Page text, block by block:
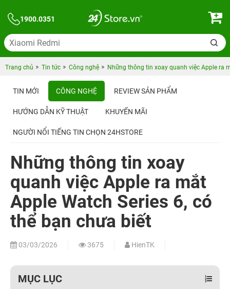
1900.0351
Trang chủ Tin tức Công nghệ Những thông tin xoay quanh việc Apple ra
TIN MỚI CÔNG NGHỆ REVIEW SẢN PHẨM
HƯỚNG DẪN KỸ THUẬT KHUYẾN MÃI
NGƯỜI NỔI TIẾNG TIN CHỌN 24HSTORE
Những thông tin xoay
quanh việc Apple ra mắt
Apple Watch Series 6, có
thể bạn chưa biết
03/03/2026 3675 HienTK
MỤC LỤC